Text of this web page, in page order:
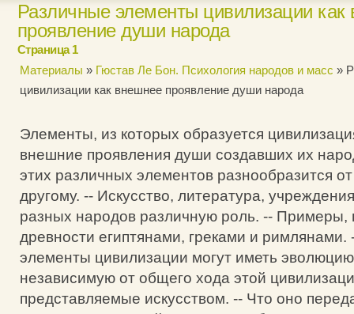
Различные элементы цивилизации как
проявление души народа
Страница 1
Материалы » Гюстав Ле Бон. Психология народов и масс »
цивилизации как внешнее проявление души народа
Элементы, из которых образуется
внешние проявления души создавших их
этих различных элементов разнообразится
другому. -- Искусство, литература,
разных народов различную роль. -- Примеры,
древности египтянами, греками и римлянами.
элементы цивилизации могут иметь
независимую от общего хода этой
представляемые искусством. -- Что оно